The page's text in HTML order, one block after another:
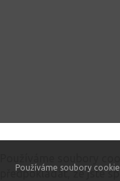
Používáme soubory
Tento web
Používáme soubory
předpokládat, že jste